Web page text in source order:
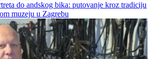
do andskog bika: putovanje kroz tradiciju
muzeju u Zagrebu